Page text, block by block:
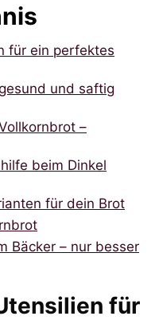
für ein perfektes
und saftig
–
beim Dinkel
für dein Brot
Bäcker – nur besser
für